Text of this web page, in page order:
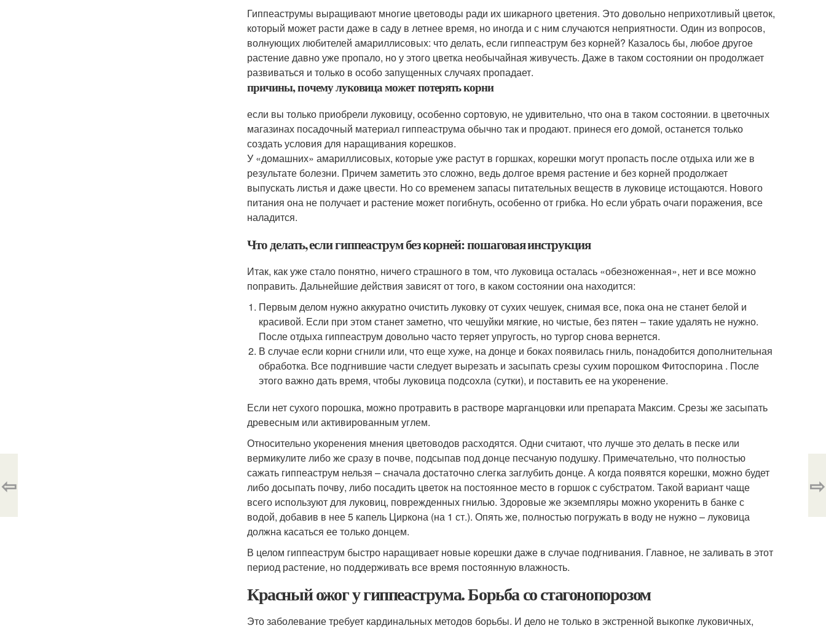
Гиппеаструмы выращивают многие цветоводы ради их шикарного цветения. Это довольно неприхотливый цветок,
который может расти даже в саду в летнее время, но иногда и с ним случаются неприятности. Один из вопросов,
волнующих любителей амариллисовых: что делать, если гиппеаструм без корней? Казалось бы, любое другое
растение давно уже пропало, но у этого цветка необычайная живучесть. Даже в таком состоянии он продолжает
развиваться и только в особо запущенных случаях пропадает.
причины, почему луковица может потерять корни
если вы только приобрели луковицу, особенно сортовую, не удивительно, что она в таком состоянии. в цветочных
магазинах посадочный материал гиппеаструма обычно так и продают. принеся его домой, останется только
создать условия для наращивания корешков.
У «домашних» амариллисовых, которые уже растут в горшках, корешки могут пропасть после отдыха или же в
результате болезни. Причем заметить это сложно, ведь долгое время растение и без корней продолжает
выпускать листья и даже цвести. Но со временем запасы питательных веществ в луковице истощаются. Нового
питания она не получает и растение может погибнуть, особенно от грибка. Но если убрать очаги поражения, все
наладится.
Что делать, если гиппеаструм без корней: пошаговая инструкция
Итак, как уже стало понятно, ничего страшного в том, что луковица осталась «обезноженная», нет и все можно
поправить. Дальнейшие действия зависят от того, в каком состоянии она находится:
Первым делом нужно аккуратно очистить луковку от сухих чешуек, снимая все, пока она не станет белой и
красивой. Если при этом станет заметно, что чешуйки мягкие, но чистые, без пятен – такие удалять не нужно.
После отдыха гиппеаструм довольно часто теряет упругость, но тургор снова вернется.
В случае если корни сгнили или, что еще хуже, на донце и боках появилась гниль, понадобится дополнительная
обработка. Все подгнившие части следует вырезать и засыпать срезы сухим порошком Фитоспорина . После
этого важно дать время, чтобы луковица подсохла (сутки), и поставить ее на укоренение.
Если нет сухого порошка, можно протравить в растворе марганцовки или препарата Максим. Срезы же засыпать
древесным или активированным углем.
Относительно укоренения мнения цветоводов расходятся. Одни считают, что лучше это делать в песке или
вермикулите либо же сразу в почве, подсыпав под донце песчаную подушку. Примечательно, что полностью
сажать гиппеаструм нельзя – сначала достаточно слегка заглубить донце. А когда появятся корешки, можно будет
либо досыпать почву, либо посадить цветок на постоянное место в горшок с субстратом. Такой вариант чаще
всего используют для луковиц, поврежденных гнилью. Здоровые же экземпляры можно укоренить в банке с
водой, добавив в нее 5 капель Циркона (на 1 ст.). Опять же, полностью погружать в воду не нужно – луковица
должна касаться ее только донцем.
В целом гиппеаструм быстро наращивает новые корешки даже в случае подгнивания. Главное, не заливать в этот
период растение, но поддерживать все время постоянную влажность.
Красный ожог у гиппеаструма. Борьба со стагонопорозом
Это заболевание требует кардинальных методов борьбы. И дело не только в экстренной выкопке луковичных,
⇦ ⇨